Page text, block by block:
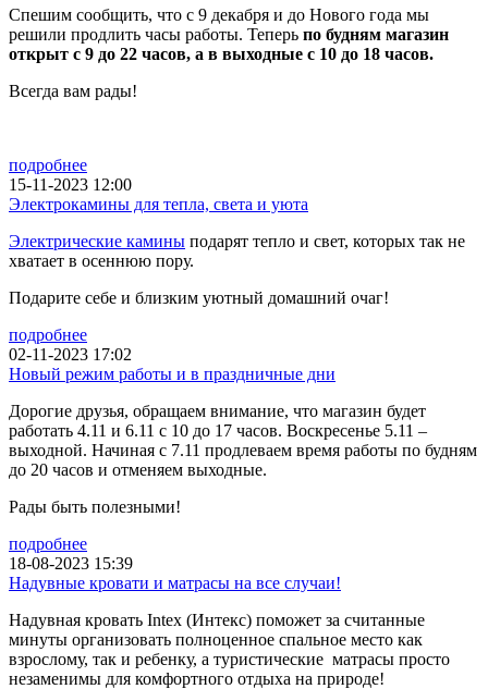
Спешим сообщить, что с 9 декабря и до Нового года мы
решили продлить часы работы. Теперь по будням магазин
открыт с 9 до 22 часов, а в выходные с 10 до 18 часов.
Всегда вам рады!
подробнее
15-11-2023 12:00
Электрокамины для тепла, света и уюта
Электрические камины подарят тепло и свет, которых так не
хватает в осеннюю пору.
Подарите себе и близким уютный домашний очаг!
подробнее
02-11-2023 17:02
Новый режим работы и в праздничные дни
Дорогие друзья, обращаем внимание, что магазин будет
работать 4.11 и 6.11 с 10 до 17 часов. Воскресенье 5.11 –
выходной. Начиная с 7.11 продлеваем время работы по будням
до 20 часов и отменяем выходные.
Рады быть полезными!
подробнее
18-08-2023 15:39
Надувные кровати и матрасы на все случаи!
Надувная кровать Intex (Интекс) поможет за считанные
минуты организовать полноценное спальное место как
взрослому, так и ребенку, а туристические матрасы просто
незаменимы для комфортного отдыха на природе!